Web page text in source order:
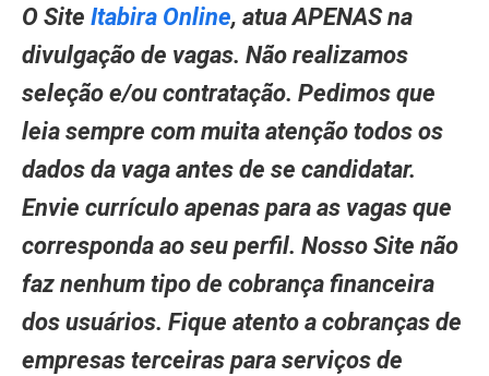
O Site Itabira Online, atua APENAS na
divulgação de vagas. Não realizamos
seleção e/ou contratação. Pedimos que
leia sempre com muita atenção todos os
dados da vaga antes de se candidatar.
Envie currículo apenas para as vagas que
corresponda ao seu perfil. Nosso Site não
faz nenhum tipo de cobrança financeira
dos usuários. Fique atento a cobranças de
empresas terceiras para serviços de